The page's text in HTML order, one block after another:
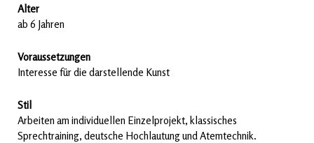
Alter
ab 6 Jahren
Voraussetzungen
Interesse für die darstellende Kunst
Stil
Arbeiten am individuellen Einzelprojekt, klassisches
Sprechtraining, deutsche Hochlautung und Atemtechnik.